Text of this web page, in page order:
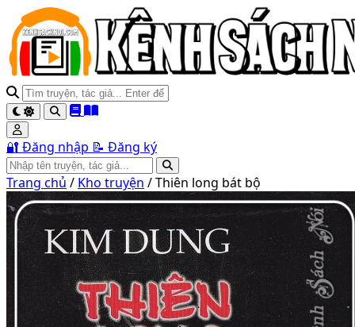
🔐 Đăng nhập 📝 Đăng ký
Trang chủ / Kho truyện /Thiên long bát bộ